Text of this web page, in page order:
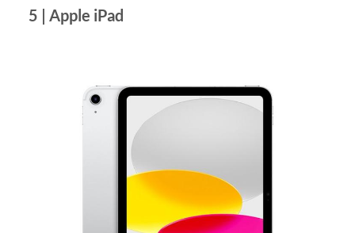
5 | Apple iPad